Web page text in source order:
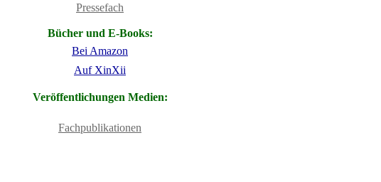
Pressefach
Bücher und E-Books:
Bei Amazon
Auf XinXii
Veröffentlichungen Medien:
Fachpublikationen